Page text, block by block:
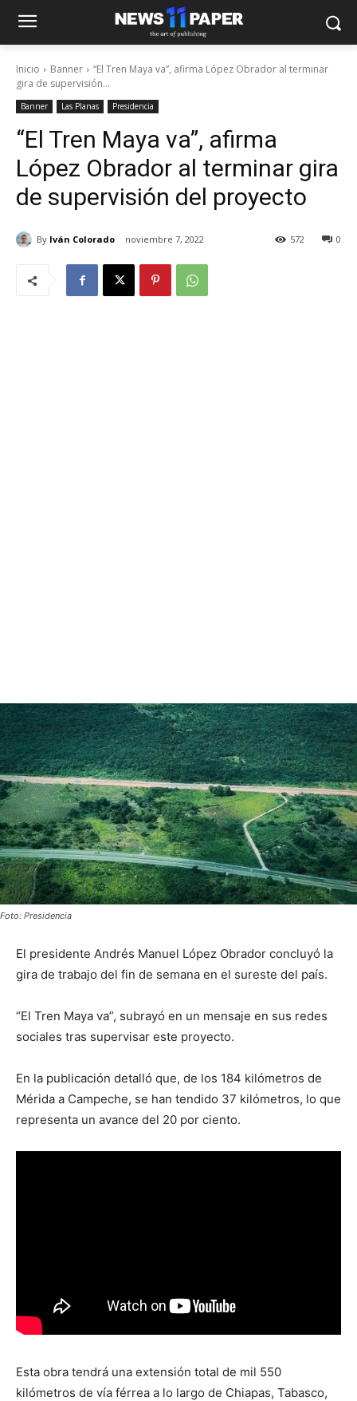
Inicio Banner
“El Tren Maya va”, afirma López Obrador al terminar
gira de supervisión...
Banner Las Planas Presidencia
“El Tren Maya va”, afirma
López Obrador al terminar gira
de supervisión del proyecto
By Iván Colorado noviembre 7, 2022 0
572
Foto: Presidencia
El presidente Andrés Manuel López Obrador concluyó la
gira de trabajo del fin de semana en el sureste del país.
“El Tren Maya va”, subrayó en un mensaje en sus redes
sociales tras supervisar este proyecto.
En la publicación detalló que, de los 184 kilómetros de
Mérida a Campeche, se han tendido 37 kilómetros, lo que
representa un avance del 20 por ciento.
Esta obra tendrá una extensión total de mil 550
kilómetros de vía férrea a lo largo de Chiapas, Tabasco,